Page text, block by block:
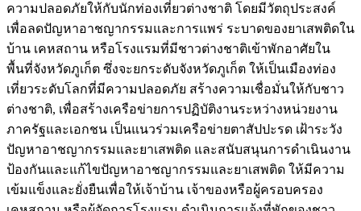
ความปลอดภัยให้กับนักท่องเที่ยวต่างชาติ โดยมีวัตถุประสงค์
เพื่อลดปัญหาอาชญากรรมและการแพร่ ระบาดของยาเสพติดใน
บ้าน เคหสถาน หรือโรงแรมที่มีชาวต่างชาติเข้าพักอาศัยใน
พื้นที่จังหวัดภูเก็ต ซึ่งจะยกระดับจังหวัดภูเก็ต ให้เป็นเมืองท่อง
เที่ยวระดับโลกที่มีความปลอดภัย สร้างความเชื่อมั่นให้กับชาว
ต่างชาติ, เพื่อสร้างเครือข่ายการปฏิบัติงานระหว่างหน่วยงาน
ภาครัฐและเอกชน เป็นแนวร่วมเครือข่ายตาสัปปะรด เฝ้าระวัง
ปัญหาอาชญากรรมและยาเสพติด และสนับสนุนการดำเนินงาน
ป้องกันและแก้ไขปัญหาอาชญากรรมและยาเสพติด ให้มีความ
เข้มแข็งและยั่งยืนเพื่อให้เจ้าบ้าน เจ้าของหรือผู้ครอบครอง